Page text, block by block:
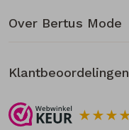
Over Bertus Mode
Klantbeoordelingen